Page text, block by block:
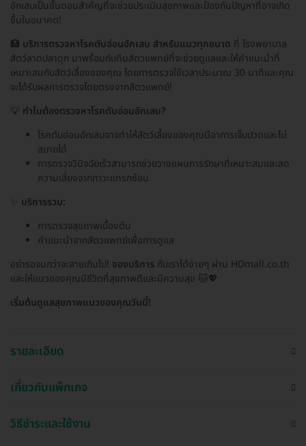
อักเสบเป็นขั้นตอนสำคัญที่จะช่วยประเมินสุขภาพและป้องกันปัญหาที่อาจเกิด
ขึ้นในอนาคต!
🏥 บริการตรวจหาโรคตับอ่อนอักเสบ สำหรับแมวทุกขนาด ที่ โรงพยาบาล
สัตว์ลาดปลาดุก มาพร้อมกับทีมสัตวแพทย์ที่จะช่วยดูแลและให้คำแนะนำที่
เหมาะสมกับสัตว์เลี้ยงของคุณ โดยการตรวจใช้เวลาประมาณ 30 นาทีและคุณ
จะได้รับผลการตรวจโดยตรงจากสัตวแพทย์!
💡 ทำไมต้องตรวจหาโรคตับอ่อนอักเสบ?
โรคตับอ่อนอักเสบอาจทำให้สัตว์เลี้ยงของคุณมีอาการเจ็บปวดและไม่
สบายได้
การตรวจวินิจฉัยเร็วสามารถช่วยวางแผนการรักษาที่เหมาะสมและลด
ความเสี่ยงจากภาวะแทรกซ้อน
บริการรวม:
การตรวจสุขภาพเบื้องต้น
คำแนะนำจากสัตวแพทย์เพื่อการดูแล
อย่ารอจนกว่าจะสายเกินไป! จองบริการ กับเราได้ง่ายๆ ผ่าน HDmall.co.th
และให้แมวของคุณมีชีวิตที่สุขภาพดีและมีความสุข 🐱💖
เริ่มต้นดูแลสุขภาพแมวของคุณวันนี้!
รายละเอียด
เกี่ยวกับแพ็กเกจ
วิธีชำระและใช้งาน